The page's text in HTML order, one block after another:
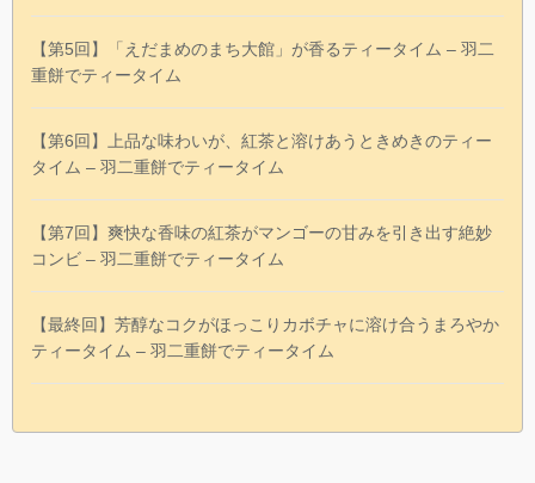
【第5回】「えだまめのまち大館」が香るティータイム – 羽二
重餅でティータイム
【第6回】上品な味わいが、紅茶と溶けあうときめきのティー
タイム – 羽二重餅でティータイム
【第7回】爽快な香味の紅茶がマンゴーの甘みを引き出す絶妙
コンビ – 羽二重餅でティータイム
【最終回】芳醇なコクがほっこりカボチャに溶け合うまろやか
ティータイム – 羽二重餅でティータイム